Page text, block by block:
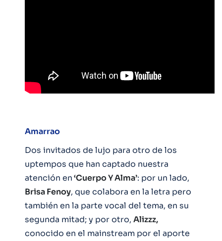
Amarrao
Dos invitados de lujo para otro de los
uptempos que han captado nuestra
atención en‘Cuerpo Y Alma’: por un lado,
Brisa Fenoy, que colabora en la letra pero
también en la parte vocal del tema, en su
segunda mitad; y por otro, Alizzz,
conocido en el mainstream por el aporte